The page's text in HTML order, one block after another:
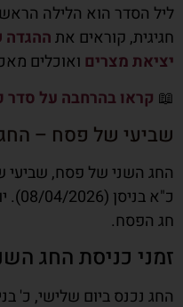
ליל הסדר הוא הלילה
חגיגית, קוראים את
יציאת מצרים ואוכלים
📖 קראו בהרחבה על סדר
שביעי של פסח – החג
החג השני של פסח, שביעי
כ"א
חג הפסח.
זמני כניסת החג
החג נכנס ביום שלישי, כ' בניסן (07/04/